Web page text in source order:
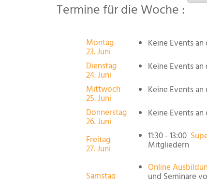
Termine für die Woche :
Montag
23. Juni
Keine Events
Dienstag
24. Juni
Keine Events
Mittwoch
25. Juni
Keine Events
Donnerstag
26. Juni
Keine Events
Freitag
27. Juni
11:30 - 13:00
Mitgliedern
Samstag
Online